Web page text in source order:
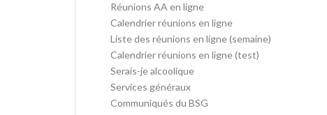
Réunions AA en ligne
Calendrier réunions en ligne
Liste des réunions en ligne (semaine)
Calendrier réunions en ligne (test)
Serais-je alcoolique
Services généraux
Communiqués du BSG